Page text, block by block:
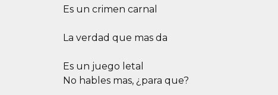
Es un crimen carnal
La verdad que mas da
Es un juego letal
No hables mas, ¿para que?